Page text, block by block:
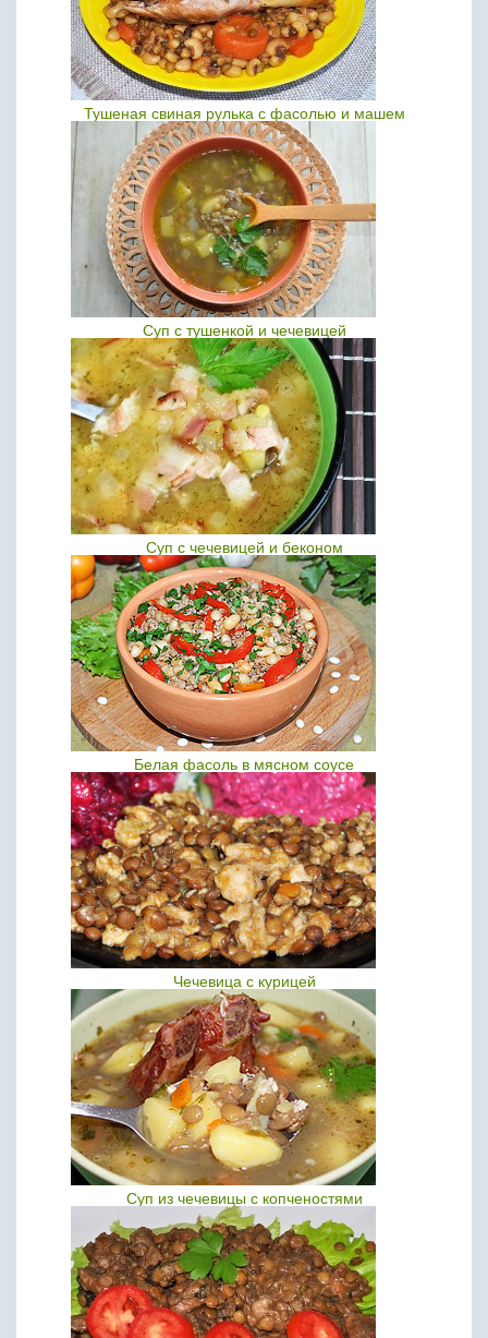
Тушеная свиная рулька с фасолью и машем
Суп с тушенкой и чечевицей
Суп с чечевицей и беконом
Белая фасоль в мясном соусе
Чечевица с курицей
Суп из чечевицы с копченостями